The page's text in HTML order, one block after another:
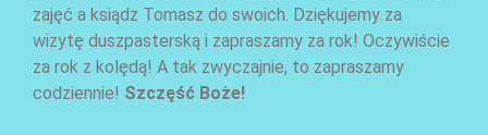
zajęć a ksiądz Tomasz do swoich. Dziękujemy za
wizytę duszpasterską i zapraszamy za rok! Oczywiście
za rok z kolędą! A tak zwyczajnie, to zapraszamy
codziennie! Szczęść Boże!
AKTUALNOŚCI